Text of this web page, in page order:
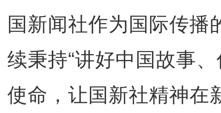
国新闻社作为国际传播
续秉持“讲好中国故事
使命，让国新社精神在